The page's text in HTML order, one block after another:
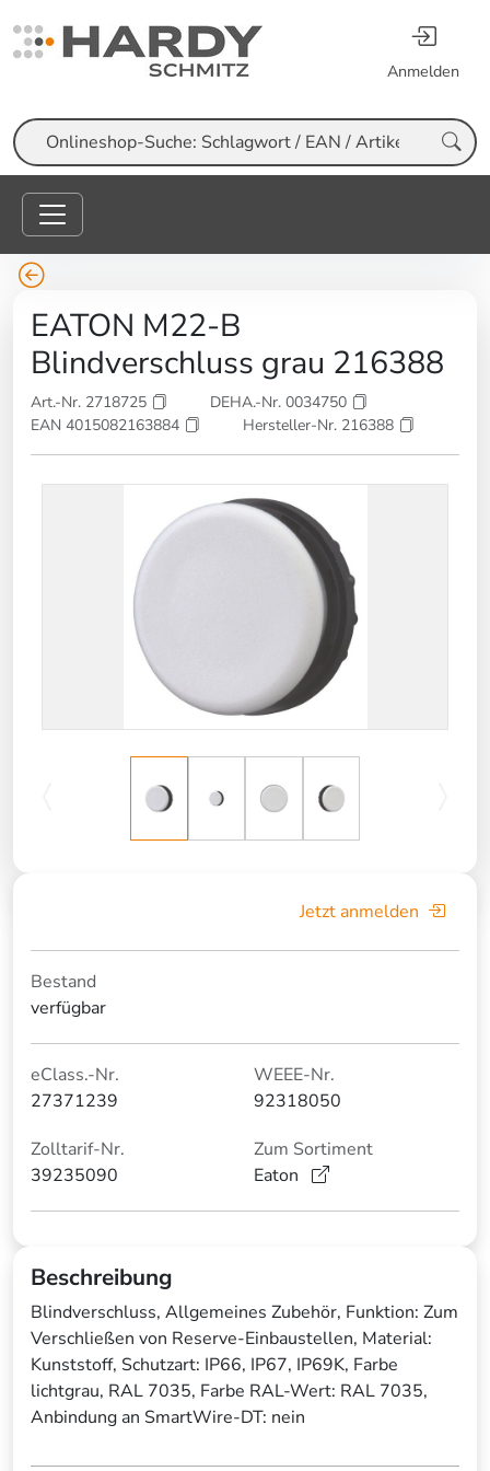
Anmelden
Suche
EATON M22-B
Blindverschluss grau 216388
Art.-Nr. 2718725
DEHA.-Nr. 0034750
EAN 4015082163884
Hersteller-Nr. 216388
Jetzt anmelden
Bestand
verfügbar
eClass.-Nr.
27371239
WEEE-Nr.
92318050
Zolltarif-Nr.
39235090
Zum Sortiment
Eaton
Beschreibung
Blindverschluss, Allgemeines Zubehör, Funktion: Zum
Verschließen von Reserve-Einbaustellen, Material:
Kunststoff, Schutzart: IP66, IP67, IP69K, Farbe
lichtgrau, RAL 7035, Farbe RAL-Wert: RAL 7035,
Anbindung an SmartWire-DT: nein